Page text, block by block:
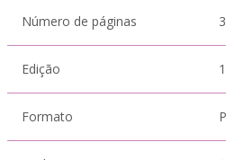
Número de páginas
Edição
Formato